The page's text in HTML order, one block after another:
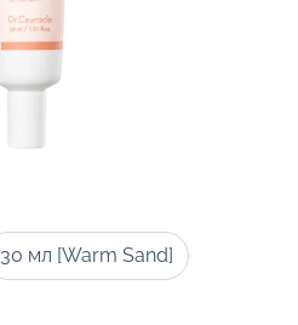
30 мл [Warm Sand]